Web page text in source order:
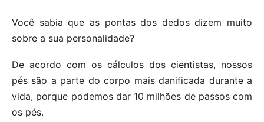
Você sabia que as pontas dos dedos dizem muito
sobre a sua personalidade?
De acordo com os cálculos dos cientistas, nossos
pés são a parte do corpo mais danificada durante a
vida, porque podemos dar 10 milhões de passos com
os pés.